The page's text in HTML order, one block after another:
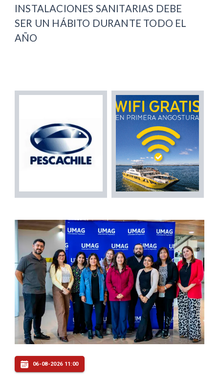
INSTALACIONES SANITARIAS DEBE
SER UN HÁBITO DURANTE TODO EL
AÑO
06-08-2026 11:00